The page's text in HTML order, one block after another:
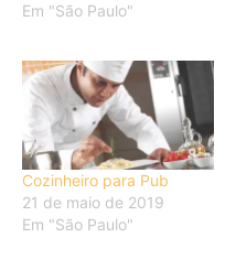
Em "São Paulo"
Cozinheiro para Pub
21 de maio de 2019
Em "São Paulo"